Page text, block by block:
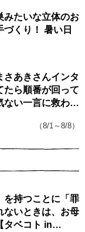
みたいな立体のお
くり！ 暑い日
さあきさんインタ
たら順番が回って
ない一言に救われ
（8/1～8/8）
を持つことに「罪
ないときは、お母
タベコト in